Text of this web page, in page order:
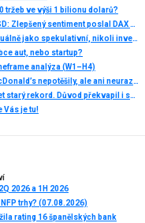
tržeb ve výši 1 bilionu dolarů?
Analýza DAX, Nasdaq, EUR/USD: Zlepšený sentiment poslal DAX na nová maxima
Praktické okénko: Bitcoin aktuálně jako spekulativní, nikoli investiční aktivum
aut, nebo startup?
analýza (W1–H4)
Akciová analýza: Výsledky McDonald’s nepotěšily, ale ani neurazily. Jakou vizi společnost prezentovala?
Akcie Microsoftu zlomily 26 let starý rekord. Důvod překvapil i samotné investory
Vás je tu!
2026 a 1H 2026
trhy? (07.08.2026)
rating 16 španělských bank